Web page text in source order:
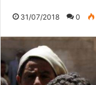
31/07/2018 0